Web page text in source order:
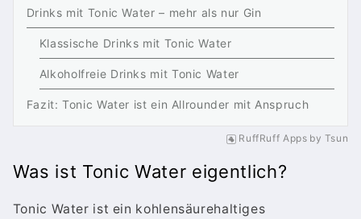
Drinks mit Tonic Water – mehr als nur Gin
Klassische Drinks mit Tonic Water
Alkoholfreie Drinks mit Tonic Water
Fazit: Tonic Water ist ein Allrounder mit Anspruch
RuffRuff Apps by Tsun
Was ist Tonic Water eigentlich?
Tonic Water ist ein kohlensäurehaltiges